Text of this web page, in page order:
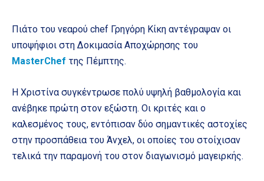
Πιάτο του νεαρού chef Γρηγόρη Κίκη αντέγραψαν οι
υποψήφιοι στη Δοκιμασία Αποχώρησης του
MasterChef της Πέμπτης.
Η Χριστίνα συγκέντρωσε πολύ υψηλή βαθμολογία και
ανέβηκε πρώτη στον εξώστη. Οι κριτές και ο
καλεσμένος τους, εντόπισαν δύο σημαντικές αστοχίες
στην προσπάθεια του Άνχελ, οι οποίες του στοίχισαν
τελικά την παραμονή του στον διαγωνισμό μαγειρκής.